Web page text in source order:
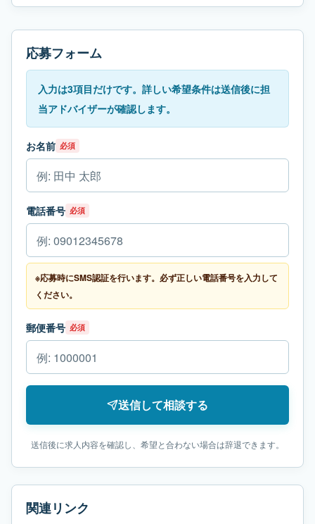
応募フォーム
入力は3項目だけです。詳しい希望条件は送信後に担
当アドバイザーが確認します。
お名前 必須
電話番号 必須
※応募時にSMS認証を行います。必ず正しい電話番号を入力して
ください。
郵便番号 必須
送信して相談する
送信後に求人内容を確認し、希望と合わない場合は辞退できます。
関連リンク